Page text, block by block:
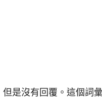
是沒有回覆。這個詞